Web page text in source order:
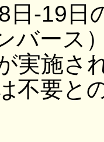
日-19日
バース
実施さ
不要と